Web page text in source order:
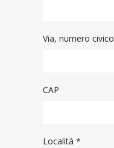
Via, numero civico
CAP
Località *